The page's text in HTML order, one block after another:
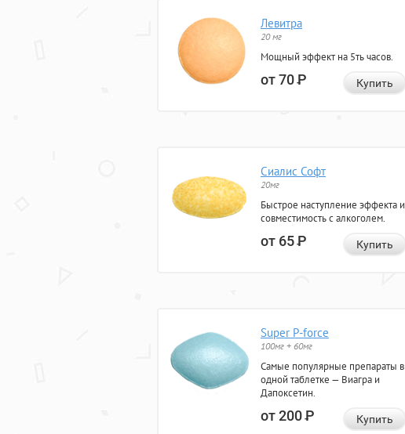
Левитра
20 мг
Мощный эффект на 5ть часов.
от 70Р Купить
Сиалис Софт
20мг
Быстрое наступление эффекта и
совместимость с алкоголем.
от 65Р Купить
Super P-force
100мг + 60мг
Самые популярные препараты в
одной таблетке — Виагра и
Дапоксетин.
от 200Р Купить